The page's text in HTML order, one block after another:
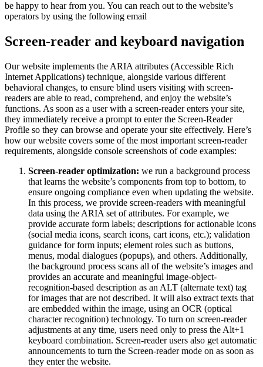
be happy to hear from you. You can reach out to the website’s
operators by using the following email
Screen-reader and keyboard navigation
Our website implements the ARIA attributes (Accessible Rich
Internet Applications) technique, alongside various different
behavioral changes, to ensure blind users visiting with screen-
readers are able to read, comprehend, and enjoy the website’s
functions. As soon as a user with a screen-reader enters your site,
they immediately receive a prompt to enter the Screen-Reader
Profile so they can browse and operate your site effectively. Here’s
how our website covers some of the most important screen-reader
requirements, alongside console screenshots of code examples:
Screen-reader optimization: we run a background process
that learns the website’s components from top to bottom, to
ensure ongoing compliance even when updating the website.
In this process, we provide screen-readers with meaningful
data using the ARIA set of attributes. For example, we
provide accurate form labels; descriptions for actionable icons
(social media icons, search icons, cart icons, etc.); validation
guidance for form inputs; element roles such as buttons,
menus, modal dialogues (popups), and others. Additionally,
the background process scans all of the website’s images and
provides an accurate and meaningful image-object-
recognition-based description as an ALT (alternate text) tag
for images that are not described. It will also extract texts that
are embedded within the image, using an OCR (optical
character recognition) technology. To turn on screen-reader
adjustments at any time, users need only to press the Alt+1
keyboard combination. Screen-reader users also get automatic
announcements to turn the Screen-reader mode on as soon as
they enter the website.